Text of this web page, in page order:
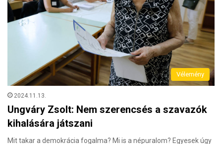
Vélemény
2024.11.13.
Ungváry Zsolt: Nem szerencsés a szavazók
kihalására játszani
Mit takar a demokrácia fogalma? Mi is a népuralom? Egyesek úgy